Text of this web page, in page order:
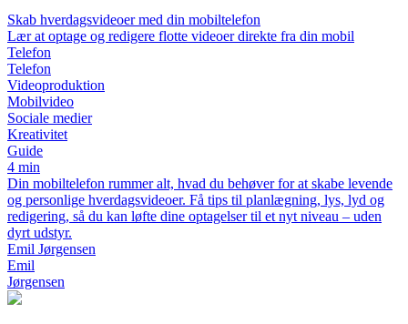
Skab hverdagsvideoer med din mobiltelefon
Lær at optage og redigere flotte videoer direkte fra din mobil
Telefon
Telefon
Videoproduktion
Mobilvideo
Sociale medier
Kreativitet
Guide
4 min
Din mobiltelefon rummer alt, hvad du behøver for at skabe levende
og personlige hverdagsvideoer. Få tips til planlægning, lys, lyd og
redigering, så du kan løfte dine optagelser til et nyt niveau – uden
dyrt udstyr.
Emil Jørgensen
Emil
Jørgensen